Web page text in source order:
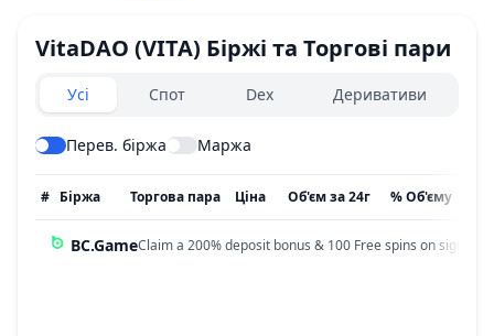
VitaDAO (VITA) Біржі та Торгові пари
Exchanges type
Усі Спот Dex Деривативи
Перев. біржа Маржа
# Біржа Торгова пара Ціна Об'єм за 24г % Об'єму
BC.GameClaim a 200% deposit bonus & 100 Free spins on sign up!